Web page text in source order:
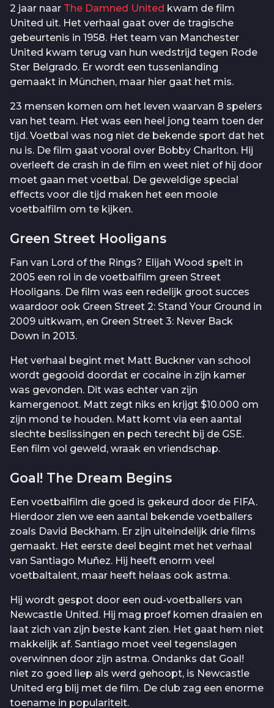
2 jaar naar The Damned United kwam de film
United uit. Het verhaal gaat over de tragische
gebeurtenis in 1958. Het team van Manchester
United kwam terug van hun wedstrijd tegen Rode
Ster Belgrado. Er wordt een tussenlanding
gemaakt in München, maar hier gaat het mis.
23 mensen komen om het leven waarvan 8 spelers
van het team. Het was een heel jong team toen der
tijd. Voetbal was nog niet de bekende sport dat het
nu is. De film gaat vooral over Bobby Charlton. Hij
overleeft de crash in de film en weet niet of hij door
moet gaan met voetbal. De geweldige special
effects voor die tijd maken het een mooie
voetbalfilm om te kijken.
Green Street Hooligans
Fan van Lord of the Rings? Elijah Wood spelt in
2005 een rol in de voetbalfilm green Street
Hooligans. De film was een redelijk groot succes
waardoor ook Green Street 2: Stand Your Ground in
2009 uitkwam, en Green Street 3: Never Back
Down in 2013.
Het verhaal begint met Matt Buckner van school
wordt gegooid doordat er cocaine in zijn kamer
was gevonden. Dit was echter van zijn
kamergenoot. Matt zegt niks en krijgt $10.000 om
zijn mond te houden. Matt komt via een aantal
slechte beslissingen en pech terecht bij de GSE.
Een film vol geweld, wraak en vriendschap.
Goal! The Dream Begins
Een voetbalfilm die goed is gekeurd door de FIFA.
Hierdoor zien we een aantal bekende voetballers
zoals David Beckham. Er zijn uiteindelijk drie films
gemaakt. Het eerste deel begint met het verhaal
van Santiago Muñez. Hij heeft enorm veel
voetbaltalent, maar heeft helaas ook astma.
Hij wordt gespot door een oud-voetballers van
Newcastle United. Hij mag proef komen draaien en
laat zich van zijn beste kant zien. Het gaat hem niet
makkelijk af. Santiago moet veel tegenslagen
overwinnen door zijn astma. Ondanks dat Goal!
niet zo goed liep als werd gehoopt, is Newcastle
United erg blij met de film. De club zag een enorme
toename in populariteit.